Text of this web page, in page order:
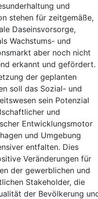
und
stehen für zeitgemäße,
Daseinsvorsorge,
Wachstums- und
aber noch nicht
erkannt und gefördert.
der geplanten
soll das Sozial- und
sein Potenzial
und
Entwicklungsmotor
und Umgebung
entfalten. Dies
Veränderungen für
der gewerblichen und
Stakeholder, die
der Bevölkerung